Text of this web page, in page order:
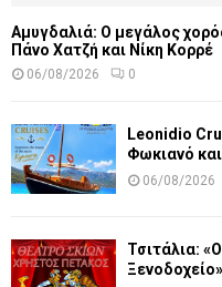
Αμυγδαλιά: Ο μεγάλος
Πάνο Χατζή και Νίκη Κορρέ
06/08/2026 0
Leonidio
Φωκιανό
06/08/2026
Τσιτάλια: